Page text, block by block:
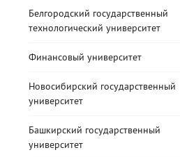
Белгородский государственный
технологический университет
Финансовый университет
Новосибирский государственный
университет
Башкирский государственный
университет